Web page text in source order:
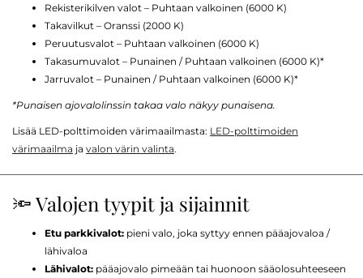
Rekisterikilven valot – Puhtaan valkoinen (6000 K)
Takavilkut – Oranssi (2000 K)
Peruutusvalot – Puhtaan valkoinen (6000 K)
Takasumuvalot – Punainen / Puhtaan valkoinen (6000 K)*
Jarruvalot – Punainen / Puhtaan valkoinen (6000 K)*
*Punaisen ajovalolinssin takaa valo näkyy punaisena.
Lisää LED-polttimoiden värimaailmasta: LED-polttimoiden
värimaailma ja valon värin valinta.
🔦 Valojen tyypit ja sijainnit
Etu parkkivalot: pieni valo, joka syttyy ennen pääajovaloa /
lähivaloa
Lähivalot: pääajovalo pimeään tai huonoon sääolosuhteeseen